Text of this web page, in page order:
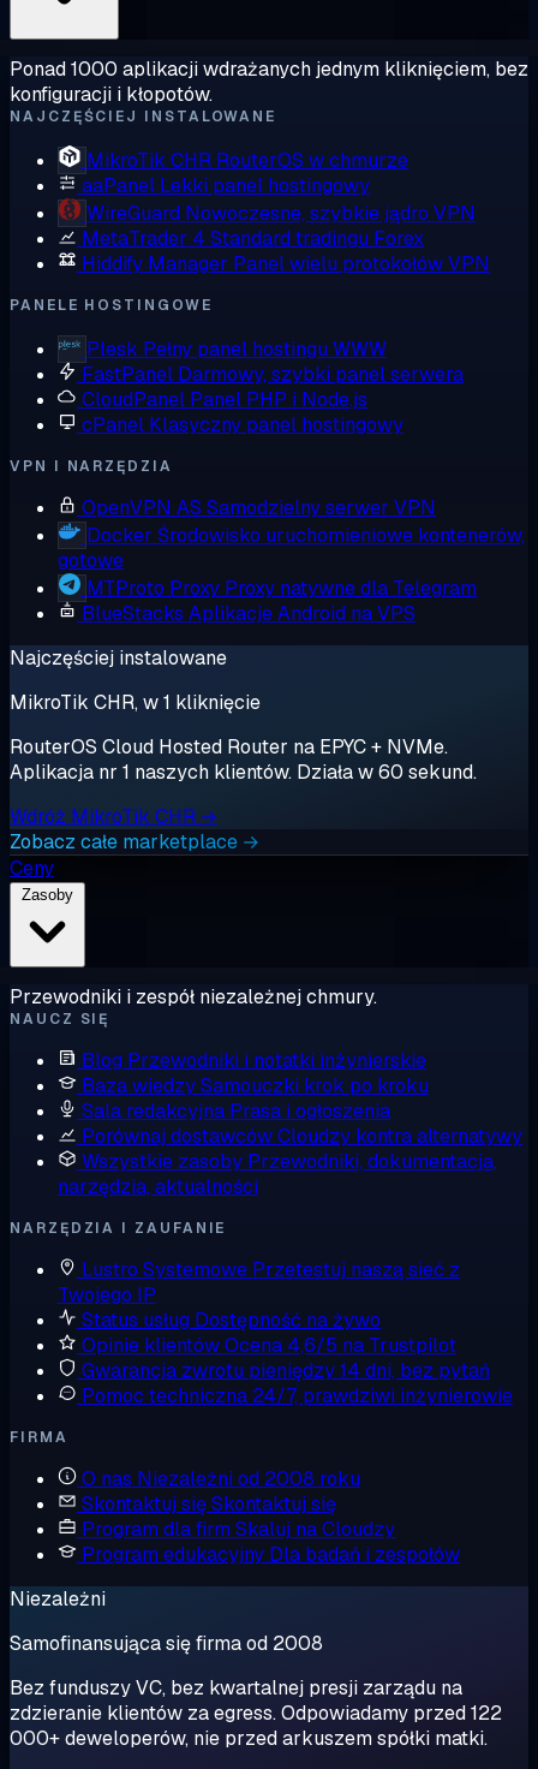
Ponad 1000 aplikacji wdrażanych jednym kliknięciem, bez
konfiguracji i kłopotów.
NAJCZĘŚCIEJ INSTALOWANE
MikroTik CHR RouterOS w chmurze
aaPanel Lekki panel hostingowy
WireGuard Nowoczesne, szybkie jądro VPN
MetaTrader 4 Standard tradingu Forex
Hiddify Manager Panel wielu protokołów VPN
PANELE HOSTINGOWE
Plesk Pełny panel hostingu WWW
FastPanel Darmowy, szybki panel serwera
CloudPanel Panel PHP i Node.js
cPanel Klasyczny panel hostingowy
VPN I NARZĘDZIA
OpenVPN AS Samodzielny serwer VPN
Docker Środowisko uruchomieniowe kontenerów,
gotowe
MTProto Proxy Proxy natywne dla Telegram
BlueStacks Aplikacje Android na VPS
Najczęściej instalowane
MikroTik CHR, w 1 kliknięcie
RouterOS Cloud Hosted Router na EPYC + NVMe.
Aplikacja nr 1 naszych klientów. Działa w 60 sekund.
Wdróż MikroTik CHR →
Zobacz całe marketplace →
Ceny
Przewodniki i zespół niezależnej chmury.
NAUCZ SIĘ
Blog Przewodniki i notatki inżynierskie
Baza wiedzySamouczki krok po kroku
Sala redakcyjna Prasa i ogłoszenia
Porównaj dostawcówCloudzy kontra alternatywy
Wszystkie zasoby Przewodniki, dokumentacja,
narzędzia, aktualności
NARZĘDZIA I ZAUFANIE
Lustro Systemowe Przetestuj naszą sieć z
Twojego IP
Status usług Dostępność na żywo
Opinie klientówOcena 4,6/5 na Trustpilot
Gwarancja zwrotu pieniędzy14 dni, bez pytań
Pomoc techniczna 24/7, prawdziwi inżynierowie
FIRMA
O nas Niezależni od 2008 roku
Skontaktuj sięSkontaktuj się
Program dla firm Skaluj na Cloudzy
Program edukacyjny Dla badań i zespołów
Niezależni
Samofinansująca się firma od 2008
Bez funduszy VC, bez kwartalnej presji zarządu na
zdzieranie klientów za egress. Odpowiadamy przed 122
000+ deweloperów, nie przed arkuszem spółki matki.